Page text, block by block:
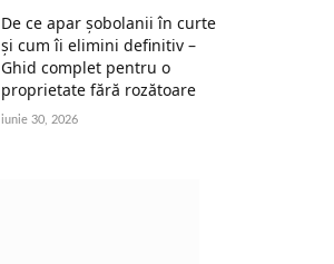
De ce apar șobolanii în curte
și cum îi elimini definitiv –
Ghid complet pentru o
proprietate fără rozătoare
iunie 30, 2026